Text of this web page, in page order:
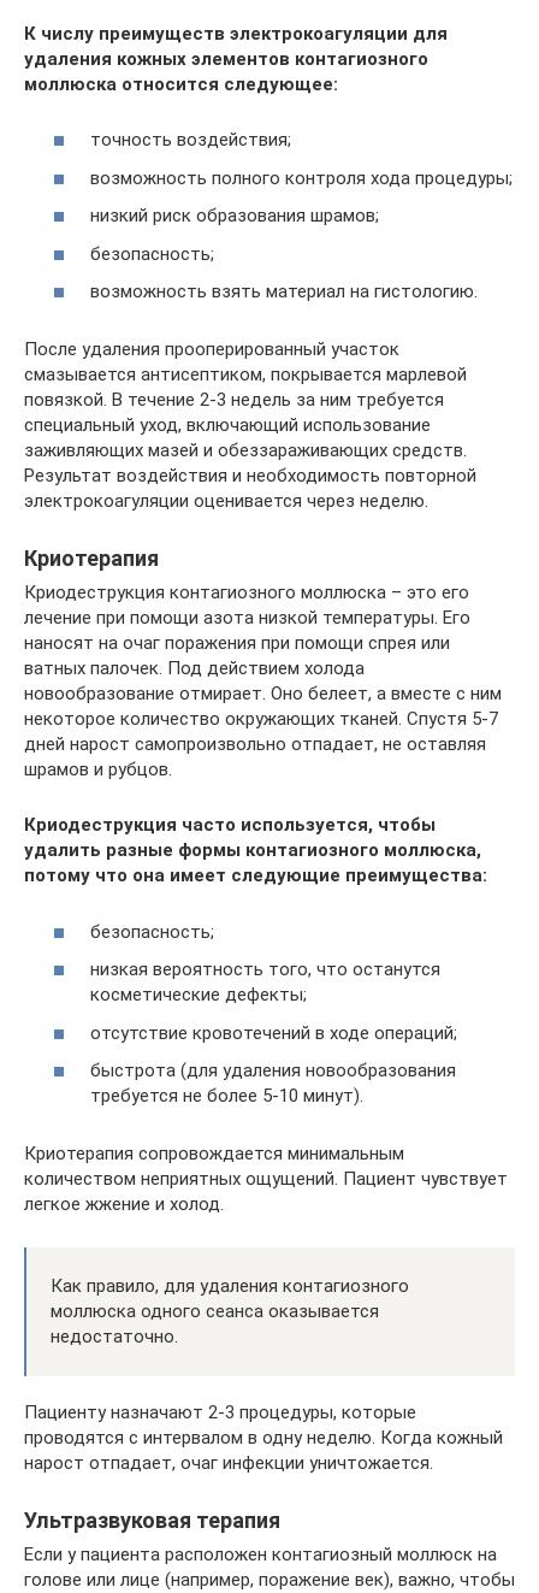
К числу преимуществ электрокоагуляции для
удаления кожных элементов контагиозного
моллюска относится следующее:
точность воздействия;
возможность полного контроля хода процедуры;
низкий риск образования шрамов;
безопасность;
возможность взять материал на гистологию.
После удаления прооперированный участок
смазывается антисептиком, покрывается марлевой
повязкой. В течение 2-3 недель за ним требуется
специальный уход, включающий использование
заживляющих мазей и обеззараживающих средств.
Результат воздействия и необходимость повторной
электрокоагуляции оценивается через неделю.
Криотерапия
Криодеструкция контагиозного моллюска – это его
лечение при помощи азота низкой температуры. Его
наносят на очаг поражения при помощи спрея или
ватных палочек. Под действием холода
новообразование отмирает. Оно белеет, а вместе с ним
некоторое количество окружающих тканей. Спустя 5-7
дней нарост самопроизвольно отпадает, не оставляя
шрамов и рубцов.
Криодеструкция часто используется, чтобы
удалить разные формы контагиозного моллюска,
потому что она имеет следующие преимущества:
безопасность;
низкая вероятность того, что останутся
косметические дефекты;
отсутствие кровотечений в ходе операций;
быстрота (для удаления новообразования
требуется не более 5-10 минут).
Криотерапия сопровождается минимальным
количеством неприятных ощущений. Пациент чувствует
легкое жжение и холод.
Как правило, для удаления контагиозного
моллюска одного сеанса оказывается
недостаточно.
Пациенту назначают 2-3 процедуры, которые
проводятся с интервалом в одну неделю. Когда кожный
нарост отпадает, очаг инфекции уничтожается.
Ультразвуковая терапия
Если у пациента расположен контагиозный моллюск на
голове или лице (например, поражение век), важно, чтобы